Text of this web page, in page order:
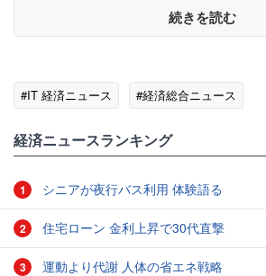
続きを読む
#IT 経済ニュース #経済総合ニュース
経済ニュースランキング
1 シニアが夜行バス利用 体験語る
2 住宅ローン 金利上昇で30代直撃
3 運動より代謝 人体の省エネ戦略